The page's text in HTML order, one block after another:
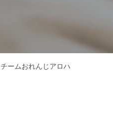
チームおれんじアロハ